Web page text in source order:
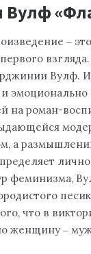
‒
Вулф.
на роман-
а
феминизма,
что в
женщину ‒